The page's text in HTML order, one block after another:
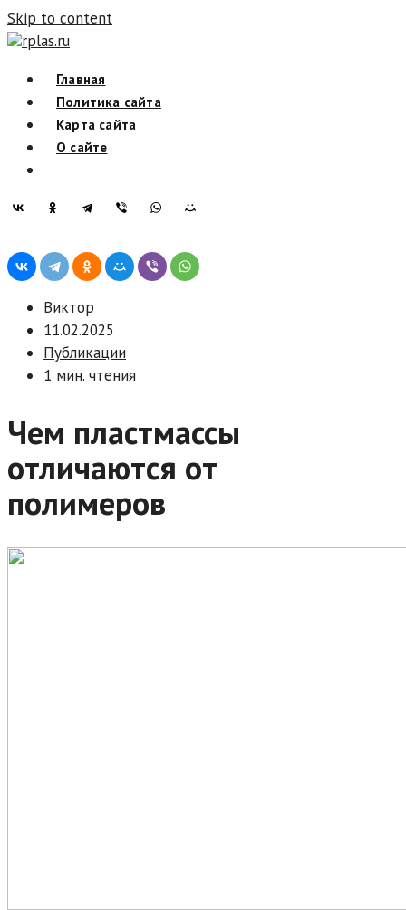
Skip to content
rplas.ru
Главная
Политика сайта
Карта сайта
О сайте
Виктор
11.02.2025
Публикации
1 мин. чтения
Чем пластмассы
отличаются от
полимеров